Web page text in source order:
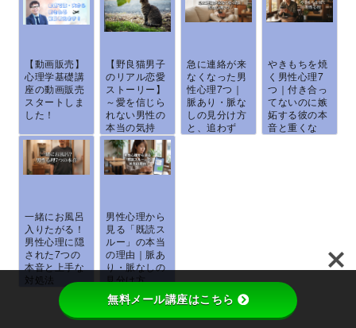
【動画販売】
心理学基礎講
座の動画販売
スタートしま
した！
【野良猫男子
のリアル恋愛
ストーリー】
～愛を信じら
れない男性の
本当の気持
ち...
急に連絡が来
なくなった男
性心理7つ｜
脈あり・脈な
しの見分け方
と、追わず
に...
やきもちを焼
く男性心理7
つ｜付き合っ
てないのに嫉
妬する彼の本
音と重くな
ら...
一緒にお風呂
入りたがる！
男性心理に隠
された7つの
本音と上手な
対処法
男性心理から
見る「既読ス
ルー」の本当
の理由｜脈あ
り・脈なしの
見分け方
と、...
無料メール講座はこちら